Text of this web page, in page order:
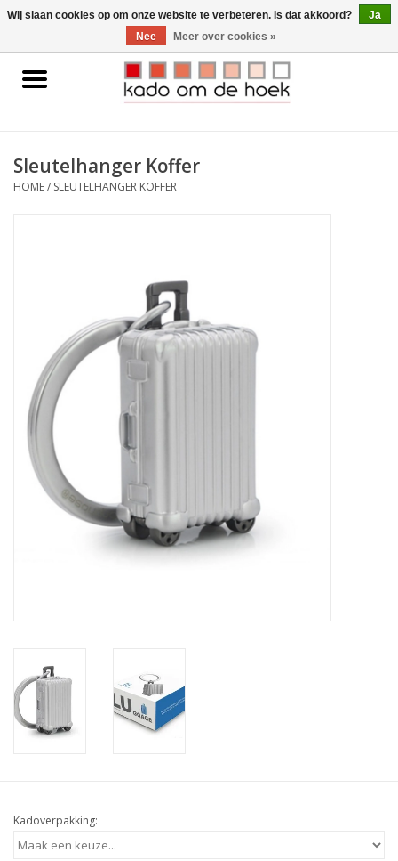
0 Artikelen - €0,00
Home
Gadgets
Pylones
Sleutelhanger Koffer
HOME/ SLEUTELHANGER KOFFER
Kadoverpakking:
Wij slaan cookies op om onze website te verbeteren. Is dat akkoord?
Ja
Nee
Meer over cookies »